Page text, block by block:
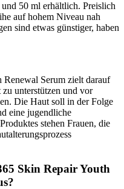
50 ml erhältlich. Preislich
auf hohem Niveau nah
sind etwas günstiger, haben
Renewal Serum zielt darauf
zu unterstützen und vor
Die Haut soll in der Folge
eine jugendliche
stehen Frauen, die
Skin Repair Youth